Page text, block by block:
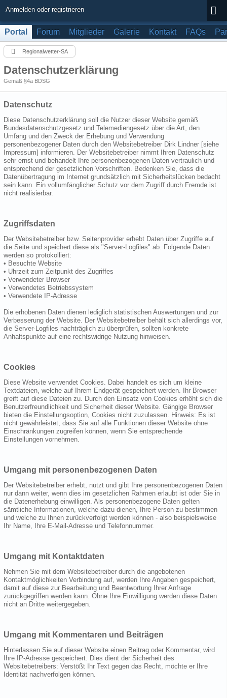
Anmelden oder registrieren
Portal Forum Mitglieder Galerie Kontakt FAQs
Regionalwetter-SA
Datenschutzerklärung
Gemäß §4a BDSG
Datenschutz
Diese Datenschutzerklärung soll die Nutzer dieser Website gemäß
Bundesdatenschutzgesetz und Telemediengesetz über die Art, den
Umfang und den Zweck der Erhebung und Verwendung
personenbezogener Daten durch den Websitebetreiber Dirk Lindner [siehe
Impressum] informieren. Der Websitebetreiber nimmt Ihren Datenschutz
sehr ernst und behandelt Ihre personenbezogenen Daten vertraulich und
entsprechend der gesetzlichen Vorschriften. Bedenken Sie, dass die
Datenübertragung im Internet grundsätzlich mit Sicherheitslücken bedacht
sein kann. Ein vollumfänglicher Schutz vor dem Zugriff durch Fremde ist
nicht realisierbar.
Zugriffsdaten
Der Websitebetreiber bzw. Seitenprovider erhebt Daten über Zugriffe auf
die Seite und speichert diese als "Server-Logfiles" ab. Folgende Daten
werden so protokolliert:
• Besuchte Website
• Uhrzeit zum Zeitpunkt des Zugriffes
• Verwendeter Browser
• Verwendetes Betriebssystem
• Verwendete IP-Adresse
Die erhobenen Daten dienen lediglich statistischen Auswertungen und zur
Verbesserung der Website. Der Websitebetreiber behält sich allerdings vor,
die Server-Logfiles nachträglich zu überprüfen, sollten konkrete
Anhaltspunkte auf eine rechtswidrige Nutzung hinweisen.
Cookies
Diese Website verwendet Cookies. Dabei handelt es sich um kleine
Textdateien, welche auf Ihrem Endgerät gespeichert werden. Ihr Browser
greift auf diese Dateien zu. Durch den Einsatz von Cookies erhöht sich die
Benutzerfreundlichkeit und Sicherheit dieser Website. Gängige Browser
bieten die Einstellungsoption, Cookies nicht zuzulassen. Hinweis: Es ist
nicht gewährleistet, dass Sie auf alle Funktionen dieser Website ohne
Einschränkungen zugreifen können, wenn Sie entsprechende
Einstellungen vornehmen.
Umgang mit personenbezogenen Daten
Der Websitebetreiber erhebt, nutzt und gibt Ihre personenbezogenen Daten
nur dann weiter, wenn dies im gesetzlichen Rahmen erlaubt ist oder Sie in
die Datenerhebung einwilligen. Als personenbezogene Daten gelten
sämtliche Informationen, welche dazu dienen, Ihre Person zu bestimmen
und welche zu Ihnen zurückverfolgt werden können - also beispielsweise
Ihr Name, Ihre E-Mail-Adresse und Telefonnummer.
Umgang mit Kontaktdaten
Nehmen Sie mit dem Websitebetreiber durch die angebotenen
Kontaktmöglichkeiten Verbindung auf, werden Ihre Angaben gespeichert,
damit auf diese zur Bearbeitung und Beantwortung Ihrer Anfrage
zurückgegriffen werden kann. Ohne Ihre Einwilligung werden diese Daten
nicht an Dritte weitergegeben.
Umgang mit Kommentaren und Beiträgen
Hinterlassen Sie auf dieser Website einen Beitrag oder Kommentar, wird
Ihre IP-Adresse gespeichert. Dies dient der Sicherheit des
Websitebetreibers: Verstößt Ihr Text gegen das Recht, möchte er Ihre
Identität nachverfolgen können.